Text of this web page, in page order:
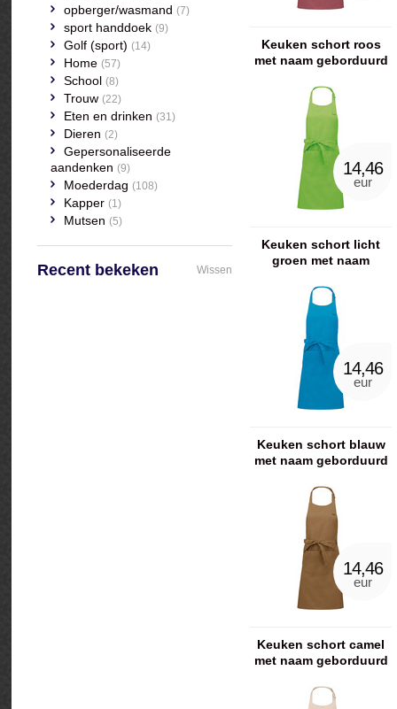
Keuken schort roos
met naam geborduurd
Keuken schort licht
groen met naam
14,46
eur
Keuken schort blauw
met naam geborduurd
14,46
eur
Keuken schort camel
met naam geborduurd
14,46
eur
opberger/wasmand (7)
sport handdoek (9)
Golf (sport) (14)
Home (57)
School (8)
Trouw (22)
Eten en drinken (31)
Dieren (2)
Gepersonaliseerde
aandenken (9)
Moederdag (108)
Kapper (1)
Mutsen (5)
Recent bekeken Wissen